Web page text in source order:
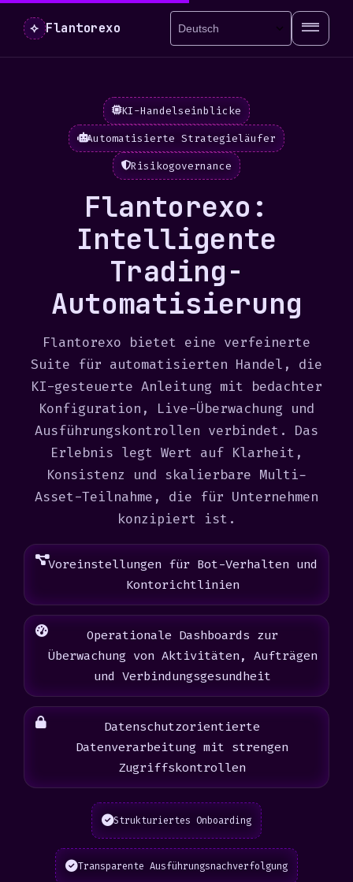
⟡ Flantorexo
KI-Handelseinblicke
Automatisierte Strategieläufer
Risikogovernance
Flantorexo:
Intelligente
Trading-
Automatisierung
Flantorexo bietet eine verfeinerte
Suite für automatisierten Handel, die
KI-gesteuerte Anleitung mit bedachter
Konfiguration, Live-Überwachung und
Ausführungskontrollen verbindet. Das
Erlebnis legt Wert auf Klarheit,
Konsistenz und skalierbare Multi-
Asset-Teilnahme, die für Unternehmen
konzipiert ist.
Voreinstellungen für Bot-Verhalten und
Kontorichtlinien
Operationale Dashboards zur
Überwachung von Aktivitäten, Aufträgen
und Verbindungsgesundheit
Datenschutzorientierte
Datenverarbeitung mit strengen
Zugriffskontrollen
Strukturiertes Onboarding
Transparente Ausführungsnachverfolgung